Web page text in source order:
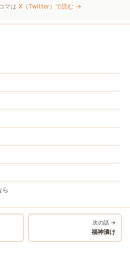
マはX（Twitter）で読む →
ら
次の話 →
福神漬け